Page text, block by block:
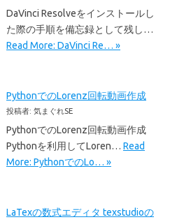
DaVinci Resolveをインストールし
た際の手順を備忘録として残し…
Read More: DaVinci Re… »
PythonでのLorenz回転動画作成
投稿者: 気まぐれSE
PythonでのLorenz回転動画作成
Pythonを利用してLoren… Read
More: PythonでのLo… »
LaTexの数式エディタ texstudioの